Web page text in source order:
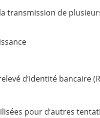
transmission de
d’identité bancaire
pour d’autres